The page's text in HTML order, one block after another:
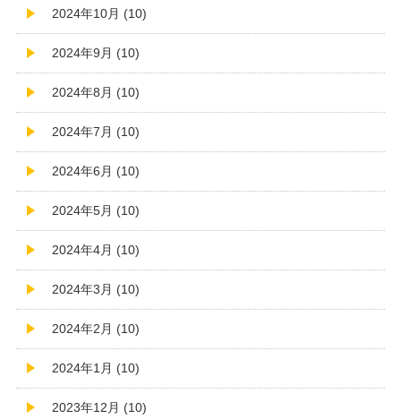
2024年10月 (10)
2024年9月 (10)
2024年8月 (10)
2024年7月 (10)
2024年6月 (10)
2024年5月 (10)
2024年4月 (10)
2024年3月 (10)
2024年2月 (10)
2024年1月 (10)
2023年12月 (10)